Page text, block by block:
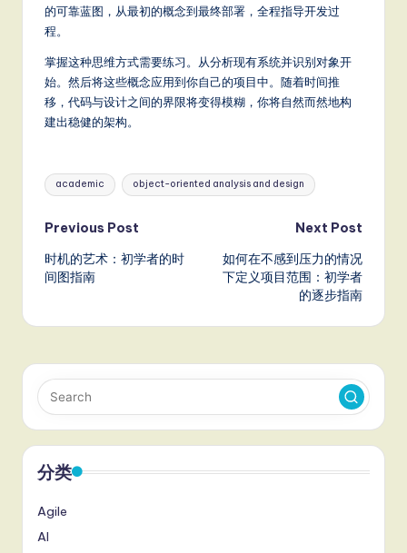
的可靠蓝图，从最初的概念到最终部署，全程指导开发过
程。
掌握这种思维方式需要练习。从分析现有系统并识别对象开
始。然后将这些概念应用到你自己的项目中。随着时间推
移，代码与设计之间的界限将变得模糊，你将自然而然地构
建出稳健的架构。
Tags:
academic object-oriented analysis and design
Post
navigation
Previous Post
时机的艺术：初学者的时
间图指南
Next Post
如何在不感到压力的情况
下定义项目范围：初学者
的逐步指南
分类
Agile
AI